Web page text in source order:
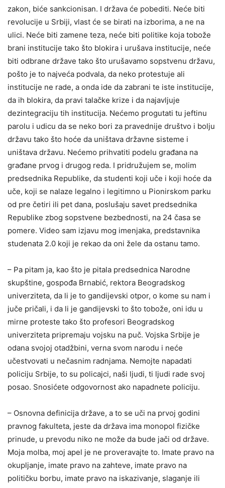
zakon, biće sankcionisan. I država će pobediti. Neće biti
revolucije u Srbiji, vlast će se birati na izborima, a ne na
ulici. Neće biti zamene teza, neće biti politike koja tobože
brani institucije tako što blokira i urušava institucije, neće
biti odbrane države tako što urušavamo sopstvenu državu,
pošto je to najveća podvala, da neko protestuje ali
institucije ne rade, a onda ide da zabrani te iste institucije,
da ih blokira, da pravi talačke krize i da najavljuje
dezintegraciju tih institucija. Nećemo progutati tu jeftinu
parolu i udicu da se neko bori za pravednije društvo i bolju
državu tako što hoće da uništava državne sisteme i
uništava državu. Nećemo prihvatiti podelu građana na
građane prvog i drugog reda. I pridružujem se, molim
predsednika Republike, da studenti koji uče i koji hoće da
uče, koji se nalaze legalno i legitimno u Pionirskom parku
od pre četiri ili pet dana, poslušaju savet predsednika
Republike zbog sopstvene bezbednosti, na 24 časa se
pomere. Video sam izjavu mog imenjaka, predstavnika
studenata 2.0 koji je rekao da oni žele da ostanu tamo.
– Pa pitam ja, kao što je pitala predsednica Narodne
skupštine, gospođa Brnabić, rektora Beogradskog
univerziteta, da li je to gandijevski otpor, o kome su nam i
juče pričali, i da li je gandijevski to što tobože, oni idu u
mirne proteste tako što profesori Beogradskog
univerziteta pripremaju vojsku na puč. Vojska Srbije je
odana svojoj otadžbini, verna svom narodu i neće
učestvovati u nečasnim radnjama. Nemojte napadati
policiju Srbije, to su policajci, naši ljudi, ti ljudi rade svoj
posao. Snosićete odgovornost ako napadnete policiju.
– Osnovna definicija države, a to se uči na prvoj godini
pravnog fakulteta, jeste da država ima monopol fizičke
prinude, u prevodu niko ne može da bude jači od države.
Moja molba, moj apel je ne proveravajte to. Imate pravo na
okupljanje, imate pravo na zahteve, imate pravo na
političku borbu, imate pravo na iskazivanje, slaganje ili